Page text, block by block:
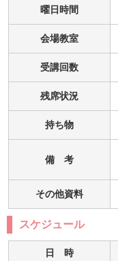
曜日時間
会場教室
受講回数
残席状況
持ち物
備 考
その他資料
スケジュール
日 時